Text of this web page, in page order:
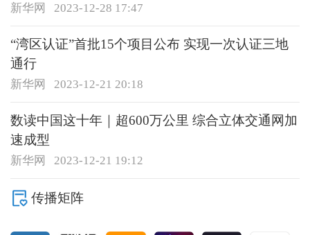
新华网 2023-12-28 17:47
“湾区认证”首批15个项目公布 实现一次认证三地
通行
新华网 2023-12-21 20:18
数读中国这十年｜超600万公里 综合立体交通网加
速成型
新华网 2023-12-21 19:12
传播矩阵